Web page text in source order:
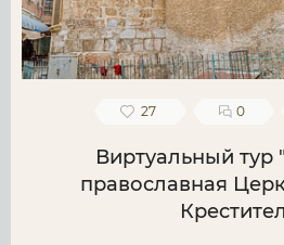
27 0
Виртуальный тур
православная